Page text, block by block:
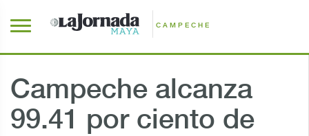
CAMPECHE
Campeche alcanza
99.41 por ciento de